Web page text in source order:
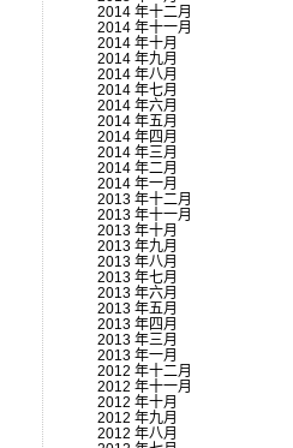
2014 年十二月
2014 年十一月
2014 年十月
2014 年九月
2014 年八月
2014 年七月
2014 年六月
2014 年五月
2014 年四月
2014 年三月
2014 年二月
2014 年一月
2013 年十二月
2013 年十一月
2013 年十月
2013 年九月
2013 年八月
2013 年七月
2013 年六月
2013 年五月
2013 年四月
2013 年三月
2013 年一月
2012 年十二月
2012 年十一月
2012 年十月
2012 年九月
2012 年八月